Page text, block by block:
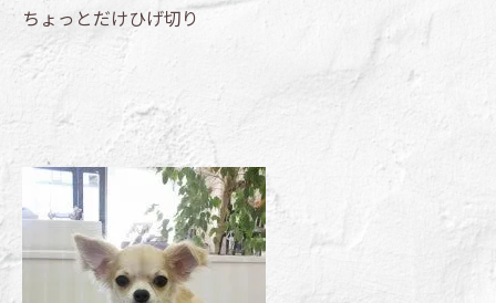
ちょっとだけひげ切り